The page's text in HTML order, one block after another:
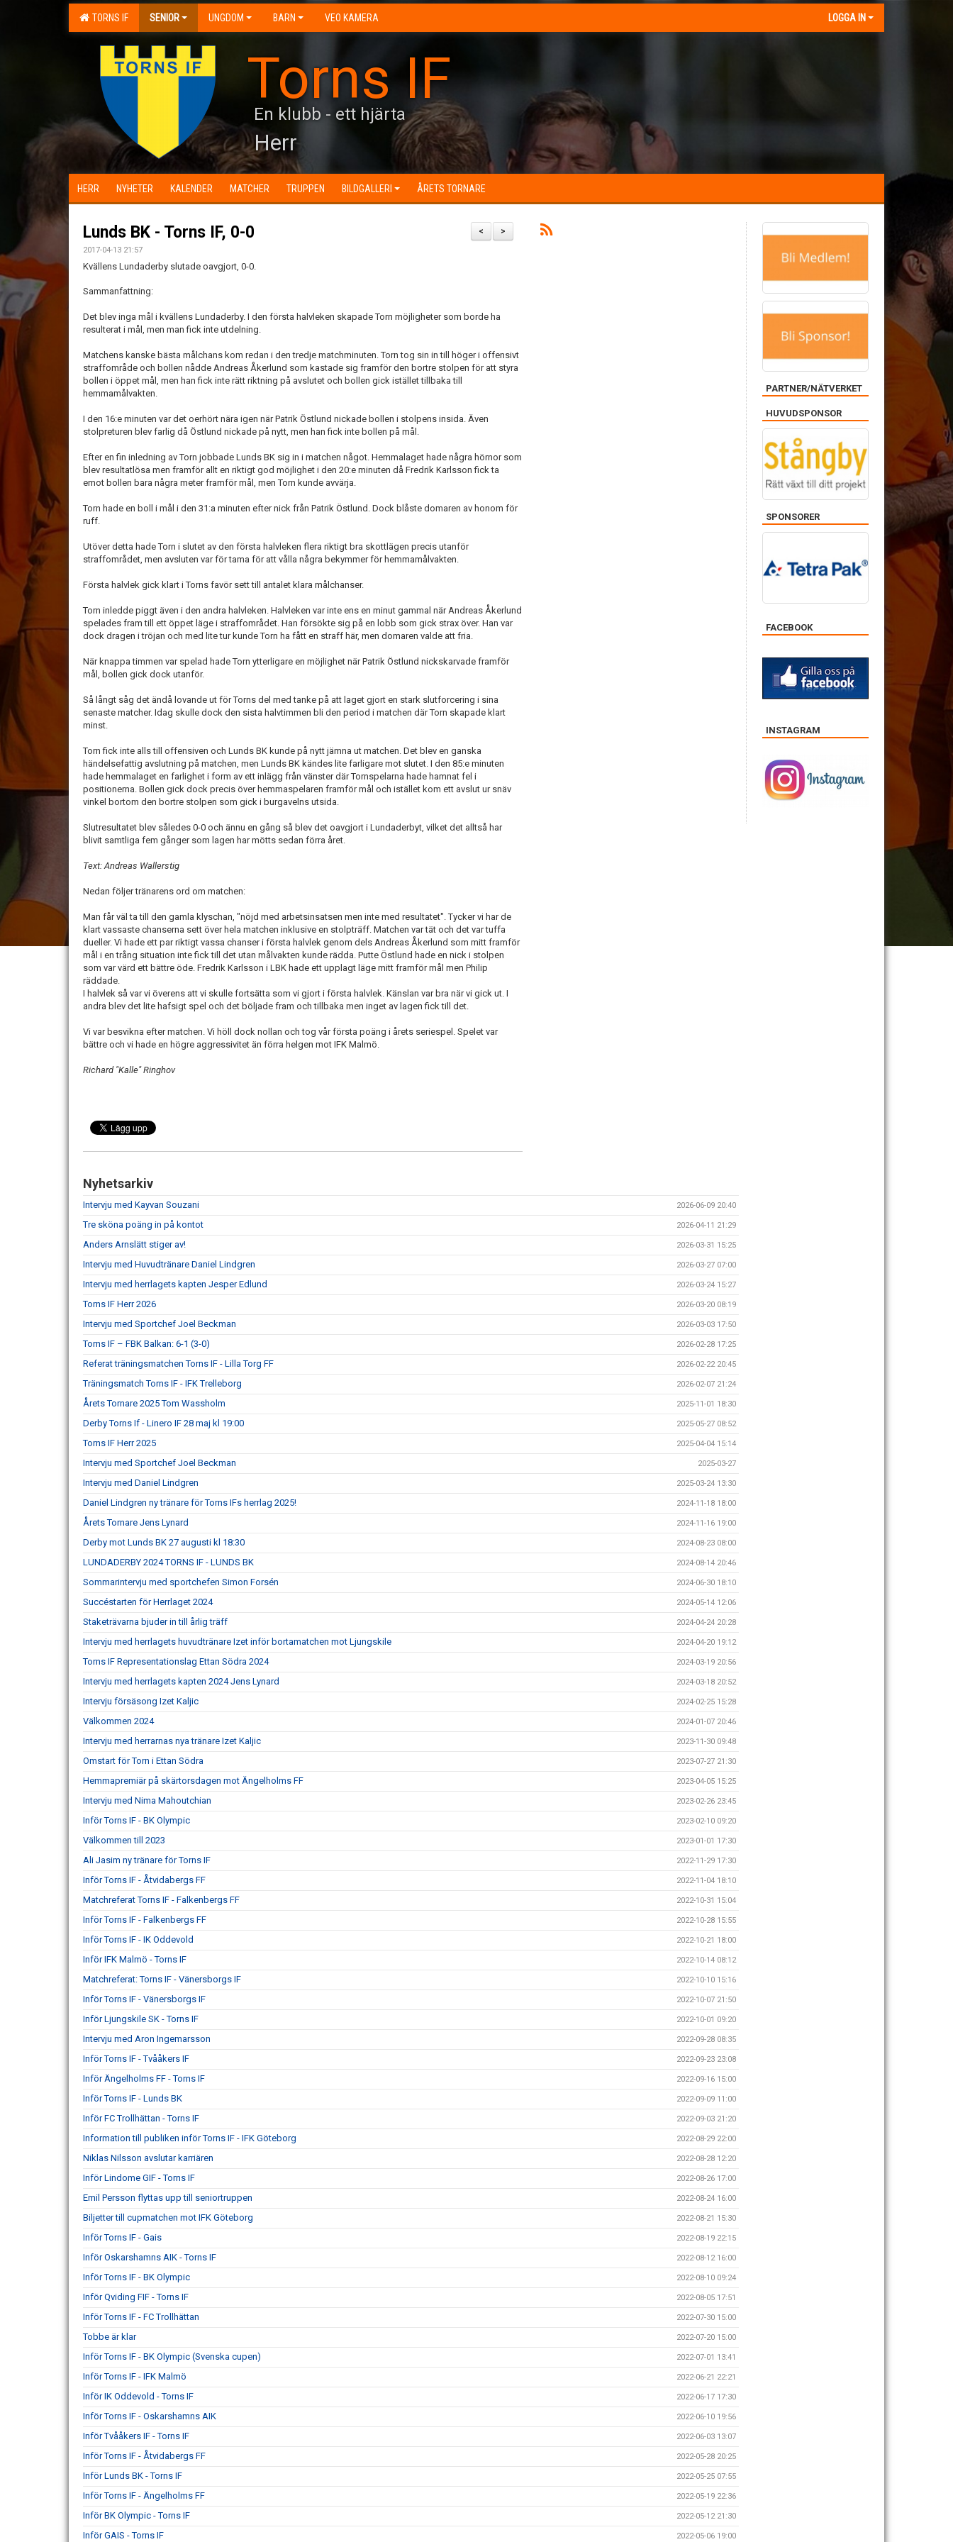
TORNS IF SENIOR UNGDOM BARN VEO KAMERA LOGGA IN
Torns IF
En klubb - ett hjärta
Herr
HERR NYHETER KALENDER MATCHER TRUPPEN BILDGALLERI ÅRETS TORNARE
>
<
Lunds BK - Torns IF, 0-0
2017-04-13 21:57
Kvällens Lundaderby slutade oavgjort, 0-0.
Sammanfattning:
Det blev inga mål i kvällens Lundaderby. I den första halvleken skapade Torn möjligheter som borde ha
resulterat i mål, men man fick inte utdelning.
Matchens kanske bästa målchans kom redan i den tredje matchminuten. Torn tog sin in till höger i offensivt
straffområde och bollen nådde Andreas Åkerlund som kastade sig framför den bortre stolpen för att styra
bollen i öppet mål, men han fick inte rätt riktning på avslutet och bollen gick istället tillbaka till
hemmamålvakten.
I den 16:e minuten var det oerhört nära igen när Patrik Östlund nickade bollen i stolpens insida. Även
stolpreturen blev farlig då Östlund nickade på nytt, men han fick inte bollen på mål.
Efter en fin inledning av Torn jobbade Lunds BK sig in i matchen något. Hemmalaget hade några hörnor som
blev resultatlösa men framför allt en riktigt god möjlighet i den 20:e minuten då Fredrik Karlsson fick ta
emot bollen bara några meter framför mål, men Torn kunde avvärja.
Torn hade en boll i mål i den 31:a minuten efter nick från Patrik Östlund. Dock blåste domaren av honom för
ruff.
Utöver detta hade Torn i slutet av den första halvleken flera riktigt bra skottlägen precis utanför
straffområdet, men avsluten var för tama för att vålla några bekymmer för hemmamålvakten.
Första halvlek gick klart i Torns favör sett till antalet klara målchanser.
Torn inledde piggt även i den andra halvleken. Halvleken var inte ens en minut gammal när Andreas Åkerlund
spelades fram till ett öppet läge i straffområdet. Han försökte sig på en lobb som gick strax över. Han var
dock dragen i tröjan och med lite tur kunde Torn ha fått en straff här, men domaren valde att fria.
När knappa timmen var spelad hade Torn ytterligare en möjlighet när Patrik Östlund nickskarvade framför
mål, bollen gick dock utanför.
Så långt såg det ändå lovande ut för Torns del med tanke på att laget gjort en stark slutforcering i sina
senaste matcher. Idag skulle dock den sista halvtimmen bli den period i matchen där Torn skapade klart
minst.
Torn fick inte alls till offensiven och Lunds BK kunde på nytt jämna ut matchen. Det blev en ganska
händelsefattig avslutning på matchen, men Lunds BK kändes lite farligare mot slutet. I den 85:e minuten
hade hemmalaget en farlighet i form av ett inlägg från vänster där Tornspelarna hade hamnat fel i
positionerna. Bollen gick dock precis över hemmaspelaren framför mål och istället kom ett avslut ur snäv
vinkel bortom den bortre stolpen som gick i burgavelns utsida.
Slutresultatet blev således 0-0 och ännu en gång så blev det oavgjort i Lundaderbyt, vilket det alltså har
blivit samtliga fem gånger som lagen har mötts sedan förra året.
Text: Andreas Wallerstig
Nedan följer tränarens ord om matchen:
Man får väl ta till den gamla klyschan, "nöjd med arbetsinsatsen men inte med resultatet". Tycker vi har de
klart vassaste chanserna sett över hela matchen inklusive en stolpträff. Matchen var tät och det var tuffa
dueller. Vi hade ett par riktigt vassa chanser i första halvlek genom dels Andreas Åkerlund som mitt framför
mål i en trång situation inte fick till det utan målvakten kunde rädda. Putte Östlund hade en nick i stolpen
som var värd ett bättre öde. Fredrik Karlsson i LBK hade ett upplagt läge mitt framför mål men Philip
räddade.
I halvlek så var vi överens att vi skulle fortsätta som vi gjort i första halvlek. Känslan var bra när vi gick ut. I
andra blev det lite hafsigt spel och det böljade fram och tillbaka men inget av lagen fick till det.
Vi var besvikna efter matchen. Vi höll dock nollan och tog vår första poäng i årets seriespel. Spelet var
bättre och vi hade en högre aggressivitet än förra helgen mot IFK Malmö.
Richard "Kalle" Ringhov
Nyhetsarkiv
Intervju med Kayvan Souzani 2026-06-09 20:40
Tre sköna poäng in på kontot 2026-04-11 21:29
Anders Arnslätt stiger av! 2026-03-31 15:25
Intervju med Huvudtränare Daniel Lindgren 2026-03-27 07:00
Intervju med herrlagets kapten Jesper Edlund 2026-03-24 15:27
Torns IF Herr 2026 2026-03-20 08:19
Intervju med Sportchef Joel Beckman 2026-03-03 17:50
Torns IF – FBK Balkan: 6-1 (3-0) 2026-02-28 17:25
Referat träningsmatchen Torns IF - Lilla Torg FF 2026-02-22 20:45
Träningsmatch Torns IF - IFK Trelleborg 2026-02-07 21:24
Årets Tornare 2025 Tom Wassholm 2025-11-01 18:30
Derby Torns If - Linero IF 28 maj kl 19:00 2025-05-27 08:52
Torns IF Herr 2025 2025-04-04 15:14
Intervju med Sportchef Joel Beckman 2025-03-27
Intervju med Daniel Lindgren 2025-03-24 13:30
Daniel Lindgren ny tränare för Torns IFs herrlag 2025! 2024-11-18 18:00
Årets Tornare Jens Lynard 2024-11-16 19:00
Derby mot Lunds BK 27 augusti kl 18:30 2024-08-23 08:00
LUNDADERBY 2024 TORNS IF - LUNDS BK 2024-08-14 20:46
Sommarintervju med sportchefen Simon Forsén 2024-06-30 18:10
Succéstarten för Herrlaget 2024 2024-05-14 12:06
Staketrävarna bjuder in till årlig träff 2024-04-24 20:28
Intervju med herrlagets huvudtränare Izet inför bortamatchen mot Ljungskile 2024-04-20 19:12
Torns IF Representationslag Ettan Södra 2024 2024-03-19 20:56
Intervju med herrlagets kapten 2024 Jens Lynard 2024-03-18 20:52
Intervju försäsong Izet Kaljic 2024-02-25 15:28
Välkommen 2024 2024-01-07 20:46
Intervju med herrarnas nya tränare Izet Kaljic 2023-11-30 09:48
Omstart för Torn i Ettan Södra 2023-07-27 21:30
Hemmapremiär på skärtorsdagen mot Ängelholms FF 2023-04-05 15:25
Intervju med Nima Mahoutchian 2023-02-26 23:45
Inför Torns IF - BK Olympic 2023-02-10 09:20
Välkommen till 2023 2023-01-01 17:30
Ali Jasim ny tränare för Torns IF 2022-11-29 17:30
Inför Torns IF - Åtvidabergs FF 2022-11-04 18:10
Matchreferat Torns IF - Falkenbergs FF 2022-10-31 15:04
Inför Torns IF - Falkenbergs FF 2022-10-28 15:55
Inför Torns IF - IK Oddevold 2022-10-21 18:00
Inför IFK Malmö - Torns IF 2022-10-14 08:12
Matchreferat: Torns IF - Vänersborgs IF 2022-10-10 15:16
Inför Torns IF - Vänersborgs IF 2022-10-07 21:50
Inför Ljungskile SK - Torns IF 2022-10-01 09:20
Intervju med Aron Ingemarsson 2022-09-28 08:35
Inför Torns IF - Tvååkers IF 2022-09-23 23:08
Inför Ängelholms FF - Torns IF 2022-09-16 15:00
Inför Torns IF - Lunds BK 2022-09-09 11:00
Inför FC Trollhättan - Torns IF 2022-09-03 21:20
Information till publiken inför Torns IF - IFK Göteborg 2022-08-29 22:00
Niklas Nilsson avslutar karriären 2022-08-28 12:20
Inför Lindome GIF - Torns IF 2022-08-26 17:00
Emil Persson flyttas upp till seniortruppen 2022-08-24 16:00
Biljetter till cupmatchen mot IFK Göteborg 2022-08-21 15:30
Inför Torns IF - Gais 2022-08-19 22:15
Inför Oskarshamns AIK - Torns IF 2022-08-12 16:00
Inför Torns IF - BK Olympic 2022-08-10 09:24
Inför Qviding FIF - Torns IF 2022-08-05 17:51
Inför Torns IF - FC Trollhättan 2022-07-30 15:00
Tobbe är klar 2022-07-20 15:00
Inför Torns IF - BK Olympic (Svenska cupen) 2022-07-01 13:41
Inför Torns IF - IFK Malmö 2022-06-21 22:21
Inför IK Oddevold - Torns IF 2022-06-17 17:30
Inför Torns IF - Oskarshamns AIK 2022-06-10 19:56
Inför Tvååkers IF - Torns IF 2022-06-03 13:07
Inför Torns IF - Åtvidabergs FF 2022-05-28 20:25
Inför Lunds BK - Torns IF 2022-05-25 07:55
Inför Torns IF - Ängelholms FF 2022-05-19 22:36
Inför BK Olympic - Torns IF 2022-05-12 21:30
Inför GAIS - Torns IF 2022-05-06 19:00
PARTNER/NÄTVERKET
HUVUDSPONSOR
SPONSORER
FACEBOOK
INSTAGRAM